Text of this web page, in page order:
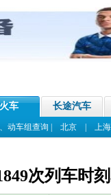
火车 长途汽车
动车组查询 北京| 上海
次列车时